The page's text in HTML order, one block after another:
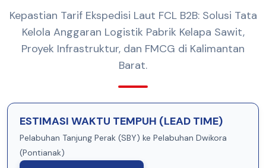
Kepastian Tarif Ekspedisi Laut FCL B2B: Solusi Tata
Kelola Anggaran Logistik Pabrik Kelapa Sawit,
Proyek Infrastruktur, dan FMCG di Kalimantan
Barat.
ESTIMASI WAKTU TEMPUH (LEAD TIME)
Pelabuhan Tanjung Perak (SBY) ke Pelabuhan Dwikora
(Pontianak)